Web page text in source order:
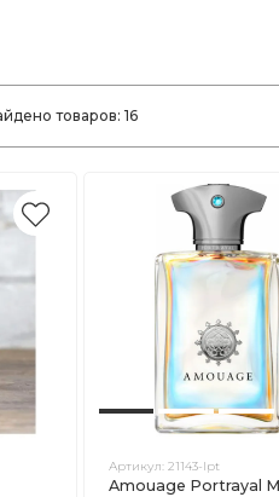
товаров: 16
Артикул:21143-lpt
Amouage Portrayal